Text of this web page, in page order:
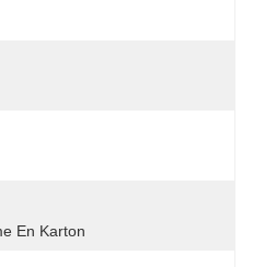
En Karton